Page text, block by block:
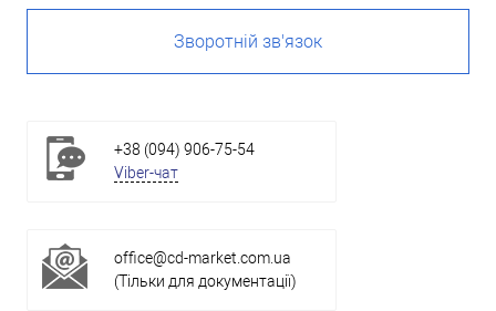
Зворотній зв'язок
+38 (094) 906-75-54
Viber-чат
office@cd-market.com.ua
(Тільки для документації)